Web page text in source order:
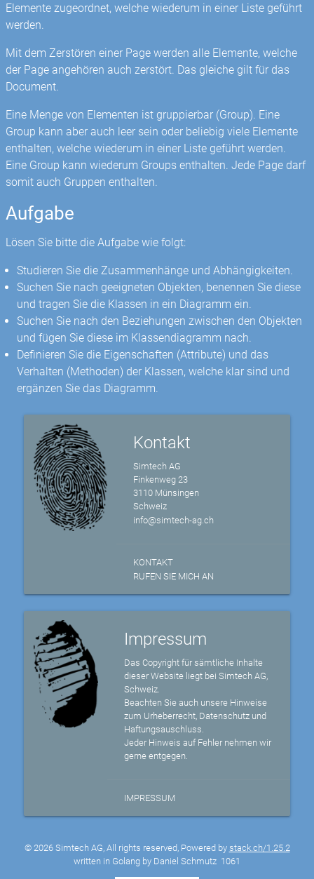
Elemente zugeordnet, welche wiederum in einer Liste geführt
werden.
Mit dem Zerstören einer Page werden alle Elemente, welche
der Page angehören auch zerstört. Das gleiche gilt für das
Document.
Eine Menge von Elementen ist gruppierbar (Group). Eine
Group kann aber auch leer sein oder beliebig viele Elemente
enthalten, welche wiederum in einer Liste geführt werden.
Eine Group kann wiederum Groups enthalten. Jede Page darf
somit auch Gruppen enthalten.
Aufgabe
Lösen Sie bitte die Aufgabe wie folgt:
Studieren Sie die Zusammenhänge und Abhängigkeiten.
Suchen Sie nach geeigneten Objekten, benennen Sie diese
und tragen Sie die Klassen in ein Diagramm ein.
Suchen Sie nach den Beziehungen zwischen den Objekten
und fügen Sie diese im Klassendiagramm nach.
Definieren Sie die Eigenschaften (Attribute) und das
Verhalten (Methoden) der Klassen, welche klar sind und
ergänzen Sie das Diagramm.
Kontakt
Simtech AG
Finkenweg 23
3110 Münsingen
Schweiz
info@simtech-ag.ch
KONTAKT
RUFEN SIE MICH AN
Impressum
Das Copyright für sämtliche Inhalte
dieser Website liegt bei Simtech AG,
Schweiz.
Beachten Sie auch unsere Hinweise
zum Urheberrecht, Datenschutz und
Haftungsauschluss.
Jeder Hinweis auf Fehler nehmen wir
gerne entgegen.
IMPRESSUM
© 2026 Simtech AG, All rights reserved, Powered by stack.ch/1.25.2
written in Golang by Daniel Schmutz 1061